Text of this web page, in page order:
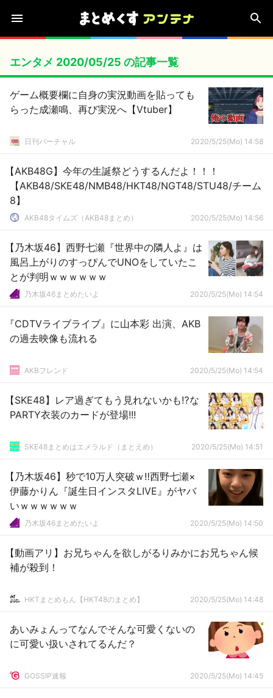
エンタメ 2020/05/25 の記事一覧
ゲーム概要欄に自身の実況動画を貼っても
らった成瀬鳴、再び実況へ【Vtuber】
日刊バーチャル 2020/5/25(Mo) 14:58
【AKB48G】今年の生誕祭どうするんだよ！！！
【AKB48/SKE48/NMB48/HKT48/NGT48/STU48/チーム
8】
AKB48タイムズ（AKB48まとめ） 2020/5/25(Mo) 14:56
【乃木坂46】西野七瀬『世界中の隣人よ』は
風呂上がりのすっぴんでUNOをしていたこ
とが判明ｗｗｗｗｗｗ
乃木坂46まとめたいよ 2020/5/25(Mo) 14:54
『CDTVライブライブ』に山本彩 出演、AKB
の過去映像も流れる
AKBフレンド 2020/5/25(Mo) 14:54
【SKE48】レア過ぎてもう見れないかも⁉な
PARTY衣装のカードが登場!!!
SKE48まとめはエメラルド（まとえめ） 2020/5/25(Mo) 14:51
【乃木坂46】秒で10万人突破ｗ‼西野七瀬×
伊藤かりん『誕生日インスタLIVE』がヤバ
いｗｗｗｗｗｗ
乃木坂46まとめたいよ 2020/5/25(Mo) 14:50
【動画アリ】お兄ちゃんを欲しがるりみかにお兄ちゃん候
補が殺到！
HKTまとめもん【HKT48のまとめ】 2020/5/25(Mo) 14:48
あいみょんってなんでそんな可愛くないの
に可愛い扱いされてるんだ？
GOSSIP速報 2020/5/25(Mo) 14:45